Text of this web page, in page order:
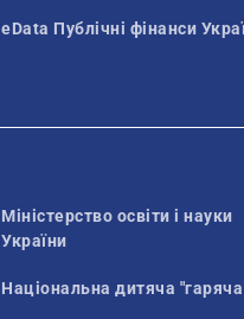
eData Публічні фінанси
Міністерство освіти і науки
України
Національна дитяча "гаряча